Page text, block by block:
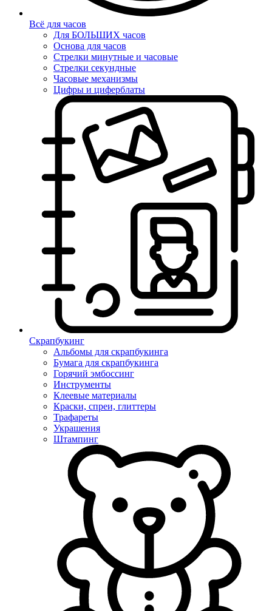
Всё для часов
Для БОЛЬШИХ часов
Основа для часов
Стрелки минутные и часовые
Стрелки секундные
Часовые механизмы
Цифры и циферблаты
Скрапбукинг
Альбомы для скрапбукинга
Бумага для скрапбукинга
Горячий эмбоссинг
Инструменты
Клеевые материалы
Краски, спреи, глиттеры
Трафареты
Украшения
Штампинг